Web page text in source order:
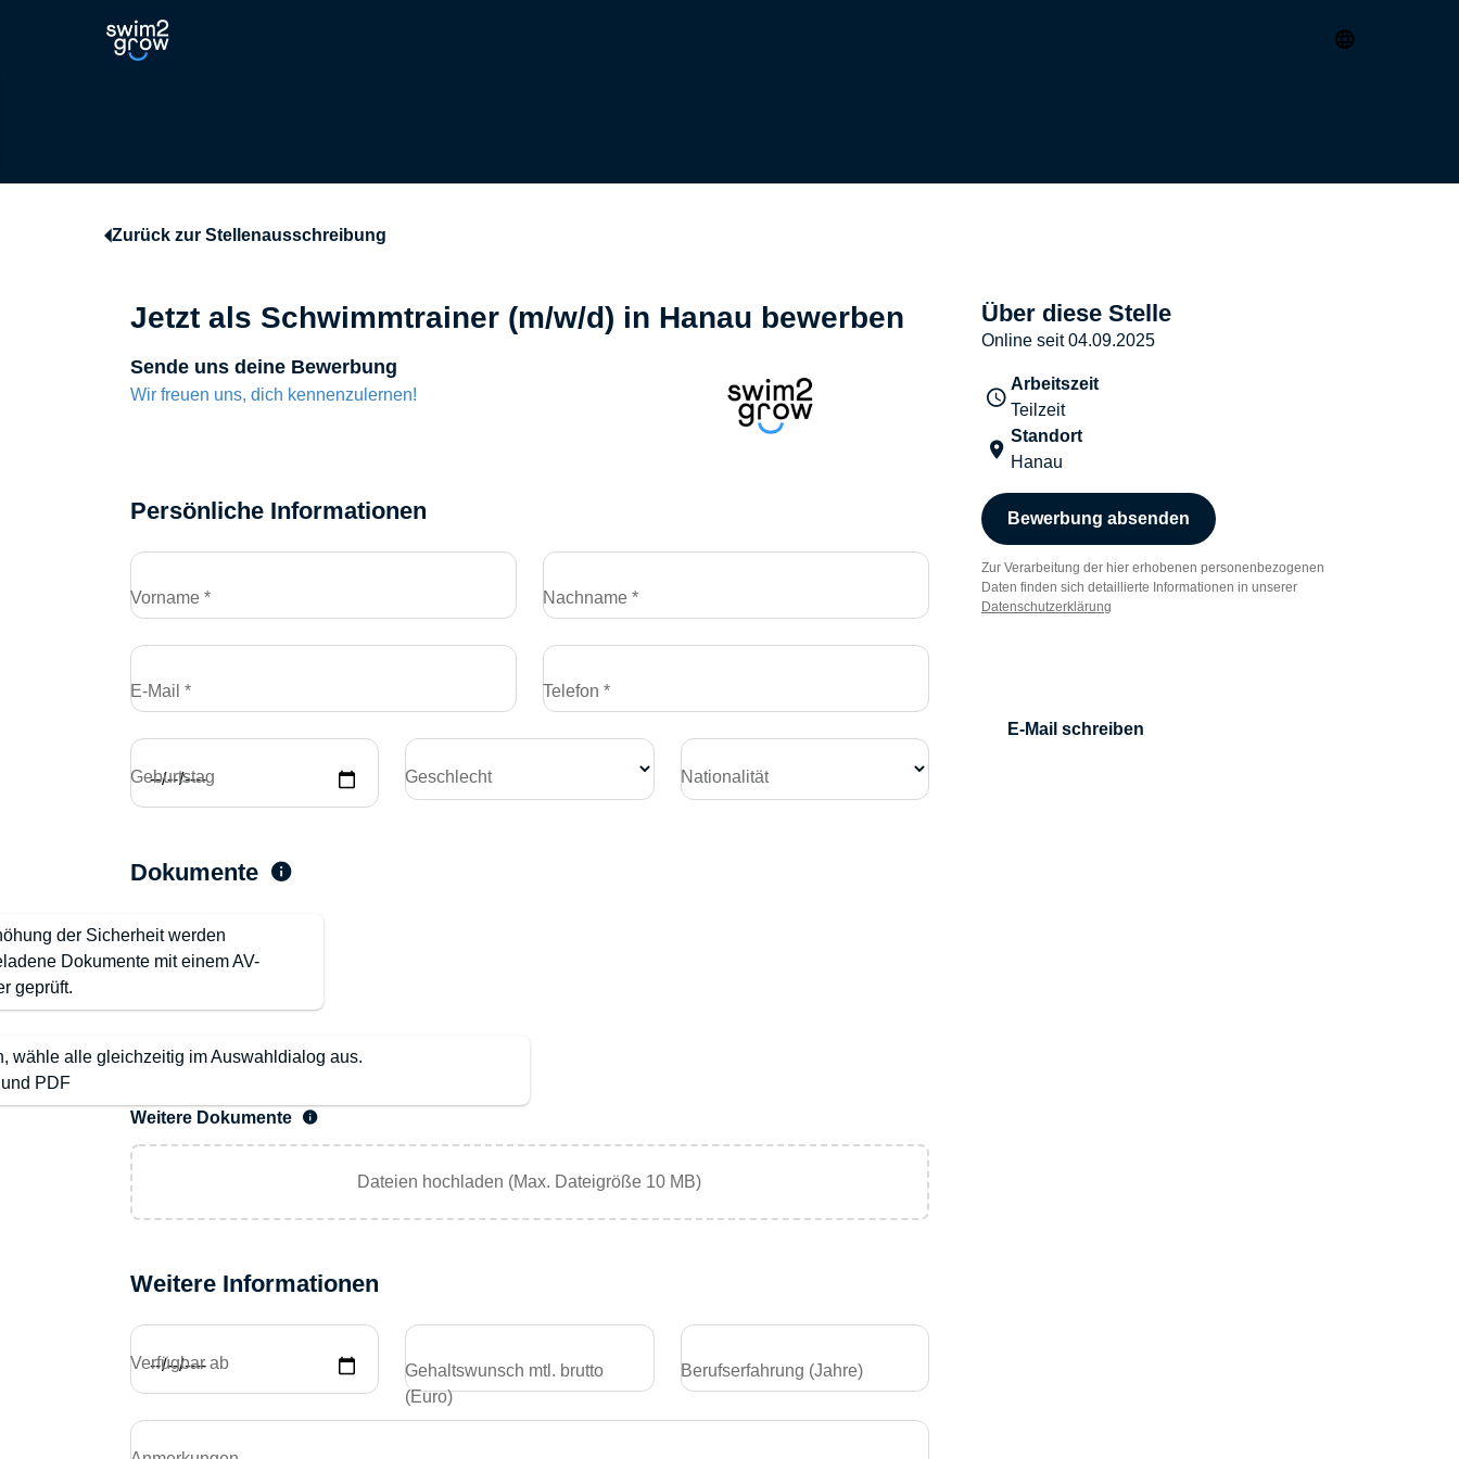
Zurück zur Stellenausschreibung
Jetzt als Schwimmtrainer (m/w/d) in Hanau bewerben
Sende uns deine Bewerbung
Wir freuen uns, dich kennenzulernen!
Persönliche Informationen
Vorname * Nachname *
E-Mail * Telefon *
Geburtstag Geschlecht Nationalität
Dokumente
der Sicherheit werden
Dokumente mit einem AV-
geprüft.
wähle alle gleichzeitig im Auswahldialog aus.
PDF
Weitere Dokumente
Dateien hochladen (Max. Dateigröße 10 MB)
Weitere Informationen
Verfügbar ab
Gehaltswunsch mtl. brutto
(Euro)
Berufserfahrung (Jahre)
Über diese Stelle
Online seit 04.09.2025
Arbeitszeit
Teilzeit
Standort
Hanau
Bewerbung absenden
Zur Verarbeitung der hier erhobenen personenbezogenen
Daten finden sich detaillierte Informationen in unserer
Datenschutzerklärung
E-Mail schreiben